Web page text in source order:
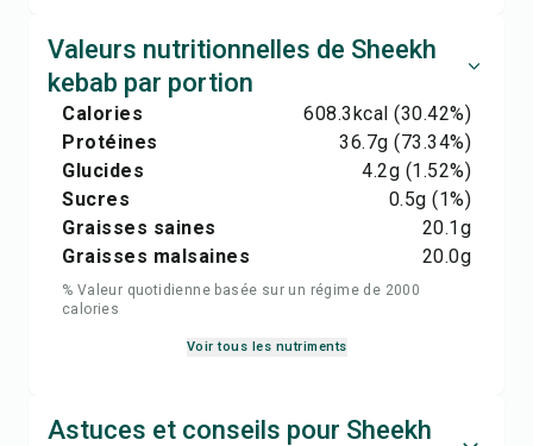
Valeurs nutritionnelles de Sheekh
kebab par portion
Calories 608.3kcal (30.42%)
Protéines
36.7g (73.34%)
Glucides
4.2g (1.52%)
Sucres
0.5g (1%)
Graisses saines
20.1g
Graisses malsaines
20.0g
% Valeur quotidienne basée sur un régime de 2000
calories
Voir tous les nutriments
Astuces et conseils pour Sheekh